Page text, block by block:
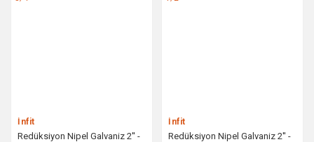
İnfit
Redüksiyon Nipel Galvaniz 2'' -
İnfit
Redüksiyon Nipel Galvaniz 2'' -